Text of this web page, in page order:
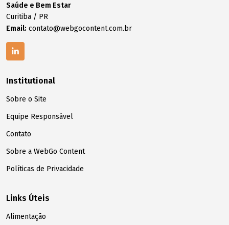
Saúde e Bem Estar
Curitiba / PR
Email: contato@webgocontent.com.br
Institutional
Sobre o Site
Equipe Responsável
Contato
Sobre a WebGo Content
Políticas de Privacidade
Links Úteis
Alimentação